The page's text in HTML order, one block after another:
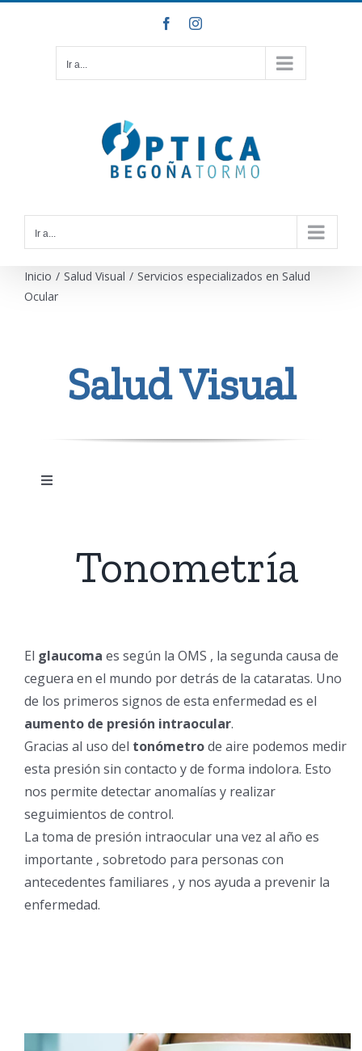
FacebookInstagram
Ir a...
Ir a...
Inicio / Salud Visual / Servicios especializados en Salud
Ocular
Salud Visual
Toggle
Servicios especializados en Salud Ocular
Control de la progresión de la miopía
Tonometría
El glaucoma es según la OMS , la segunda causa de
ceguera en el mundo por detrás de la cataratas. Uno
de los primeros signos de esta enfermedad es el
aumento de presión intraocular.
Gracias al uso del tonómetrode aire podemos medir
esta presión sin contacto y de forma indolora. Esto
nos permite detectar anomalías y realizar
seguimientos de control.
La toma de presión intraocular una vez al año es
importante , sobretodo para personas con
antecedentes familiares , y nos ayuda a prevenir la
enfermedad.